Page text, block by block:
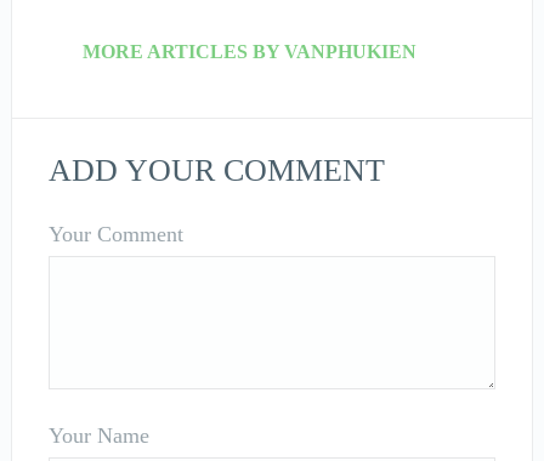
MORE ARTICLES BY VANPHUKIEN
ADD YOUR COMMENT
Your Comment
Your Name